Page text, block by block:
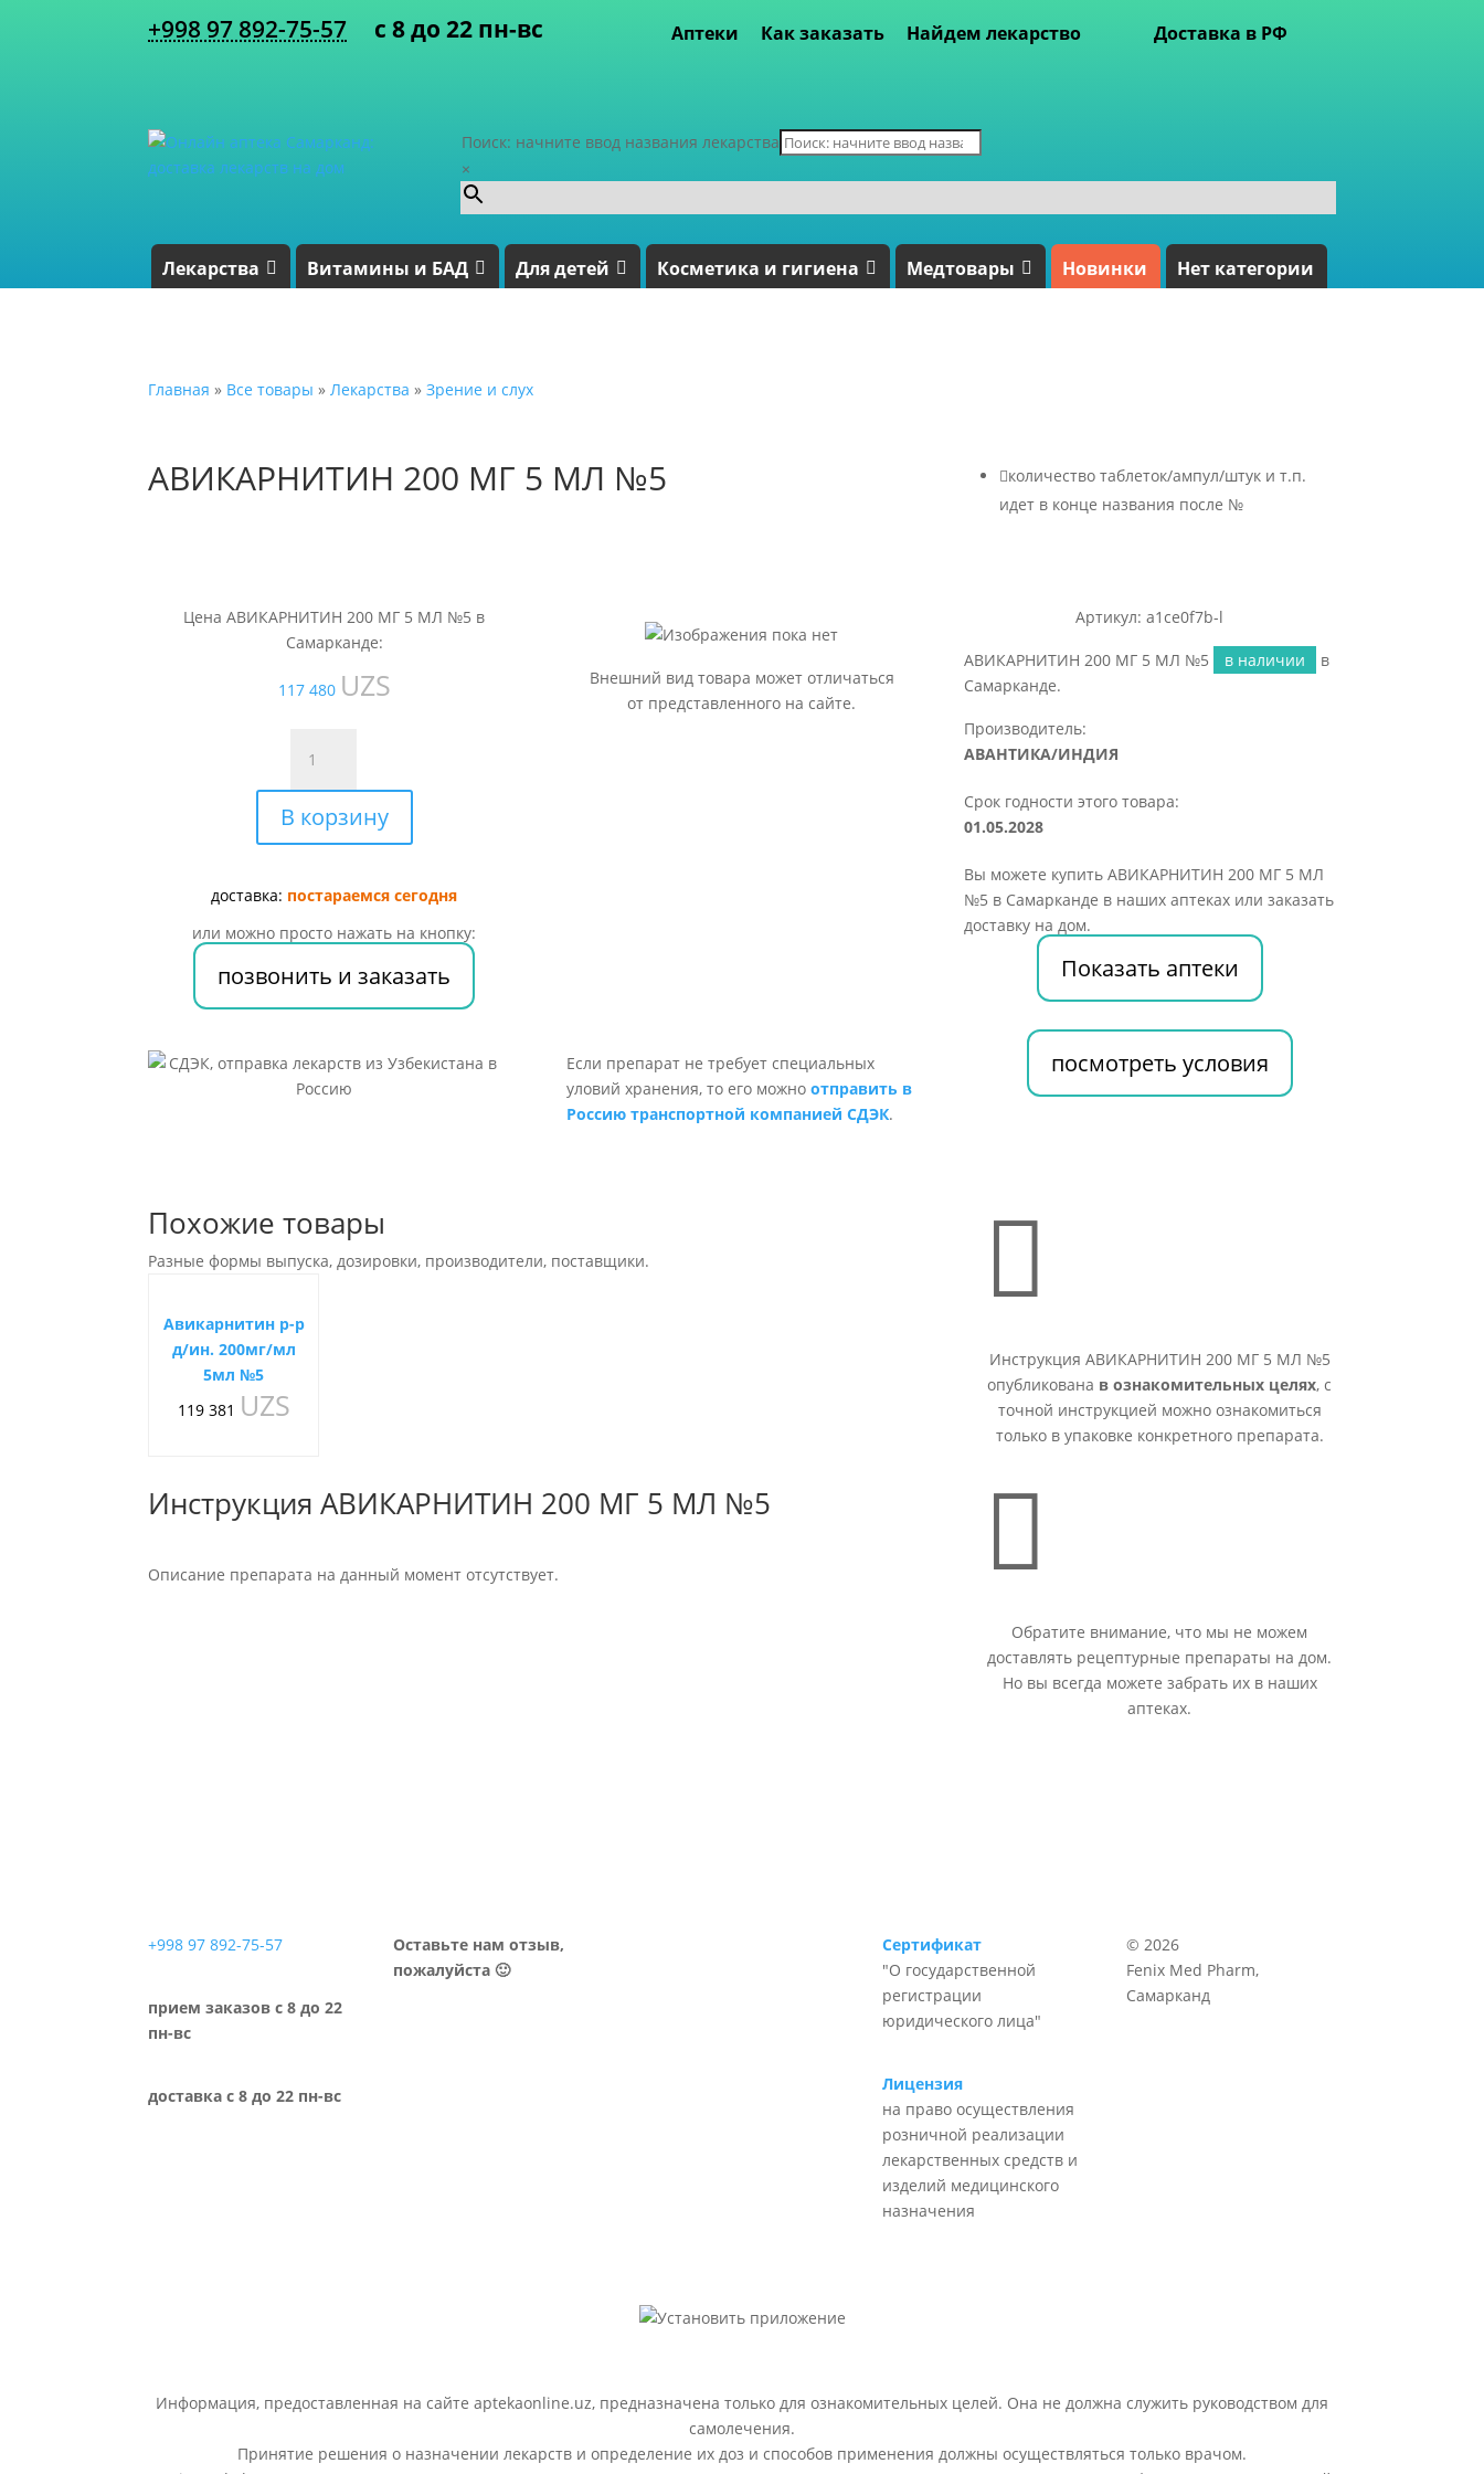
+998 97 892-75-57 с 8 до 22 пн-вс Аптеки Как заказать Найдем лекарство Доставка в РФ
Поиск: начните ввод названия лекарства
×
Лекарства Витамины и БАД Для детей Косметика и гигиена Медтовары Новинки Нет категории
Главная » Все товары » Лекарства » Зрение и слух
АВИКАРНИТИН 200 МГ 5 МЛ №5 количество таблеток/ампул/штук и т.п.
идет в конце названия после №
Цена АВИКАРНИТИН 200 МГ 5 МЛ №5 в
Самарканде:
117 480 UZS
товара
АВИКАРНИТИН
200
МГ
МЛ
В корзину
доставка: постараемся сегодня
или можно просто нажать на кнопку:
позвонить и заказать
Внешний вид товара может отличаться
от представленного на сайте.
Артикул: a1ce0f7b-l
АВИКАРНИТИН 200 МГ 5 МЛ №5 в наличии
в
Самарканде.
Производитель:
АВАНТИКА/ИНДИЯ
Срок годности этого товара:
01.05.2028
Вы можете купить АВИКАРНИТИН 200 МГ 5 МЛ
№5 в Самарканде в наших аптеках или заказать
доставку на дом.
Показать аптеки
Если препарат не требует специальных
уловий хранения, то его можно отправить в
Россию транспортной компанией СДЭК.
посмотреть условия
Похожие товары
Разные формы выпуска, дозировки, производители, поставщики.
Авикарнитин р-р
д/ин. 200мг/мл
5мл №5
119 381 UZS
Инструкция АВИКАРНИТИН 200 МГ 5 МЛ №5
Описание препарата на данный момент отсутствует.

Инструкция АВИКАРНИТИН 200 МГ 5 МЛ №5
опубликована в ознакомительных целях, с
точной инструкцией можно ознакомиться
только в упаковке конкретного препарата.

Обратите внимание, что мы не можем
доставлять рецептурные препараты на дом.
Но вы всегда можете забрать их в наших
аптеках.
+998 97 892-75-57
прием заказов с 8 до 22
пн-вс
доставка с 8 до 22 пн-вс
Оставьте нам отзыв,
пожалуйста 🙂
Сертификат
"О государственной
регистрации
юридического лица"
Лицензия
на право осуществления
розничной реализации
лекарственных средств и
изделий медицинского
назначения
© 2026
Fenix Med Pharm,
Самарканд
Информация, предоставленная на сайте aptekaonline.uz, предназначена только для ознакомительных целей. Она не должна служить руководством для
самолечения.
Принятие решения о назначении лекарств и определение их доз и способов применения должны осуществляться только врачом.